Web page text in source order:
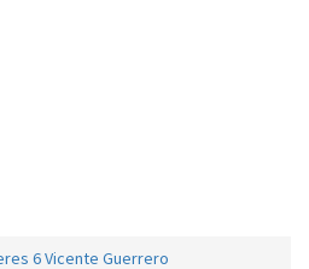
6 Vicente Guerrero